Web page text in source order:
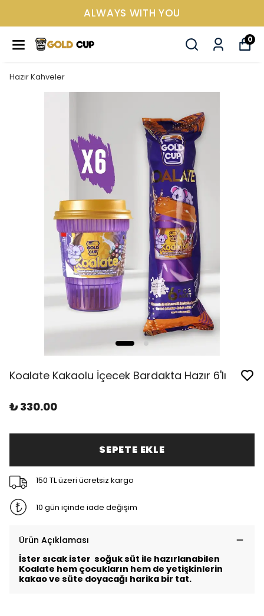
ALWAYS WITH YOU
0
Hazır Kahveler
Koalate Kakaolu İçecek Bardakta Hazır 6'lı
₺ 330.00
SEPETE EKLE
150 TL üzeri ücretsiz kargo
10 gün içinde iade değişim
Ürün Açıklaması
İster sıcak ister soğuk süt ile hazırlanabilen
Koalate hem çocukların hem de yetişkinlerin
kakao ve süte doyacağı harika bir tat.